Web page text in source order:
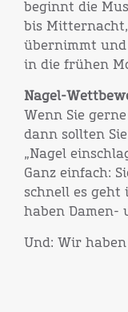
beginnt die
bis
übernimmt und
in die frühen
Nagel-
Wenn Sie
dann sollten
„Nagel
Ganz einfach:
schnell es geht
haben Damen-
Und: Wir